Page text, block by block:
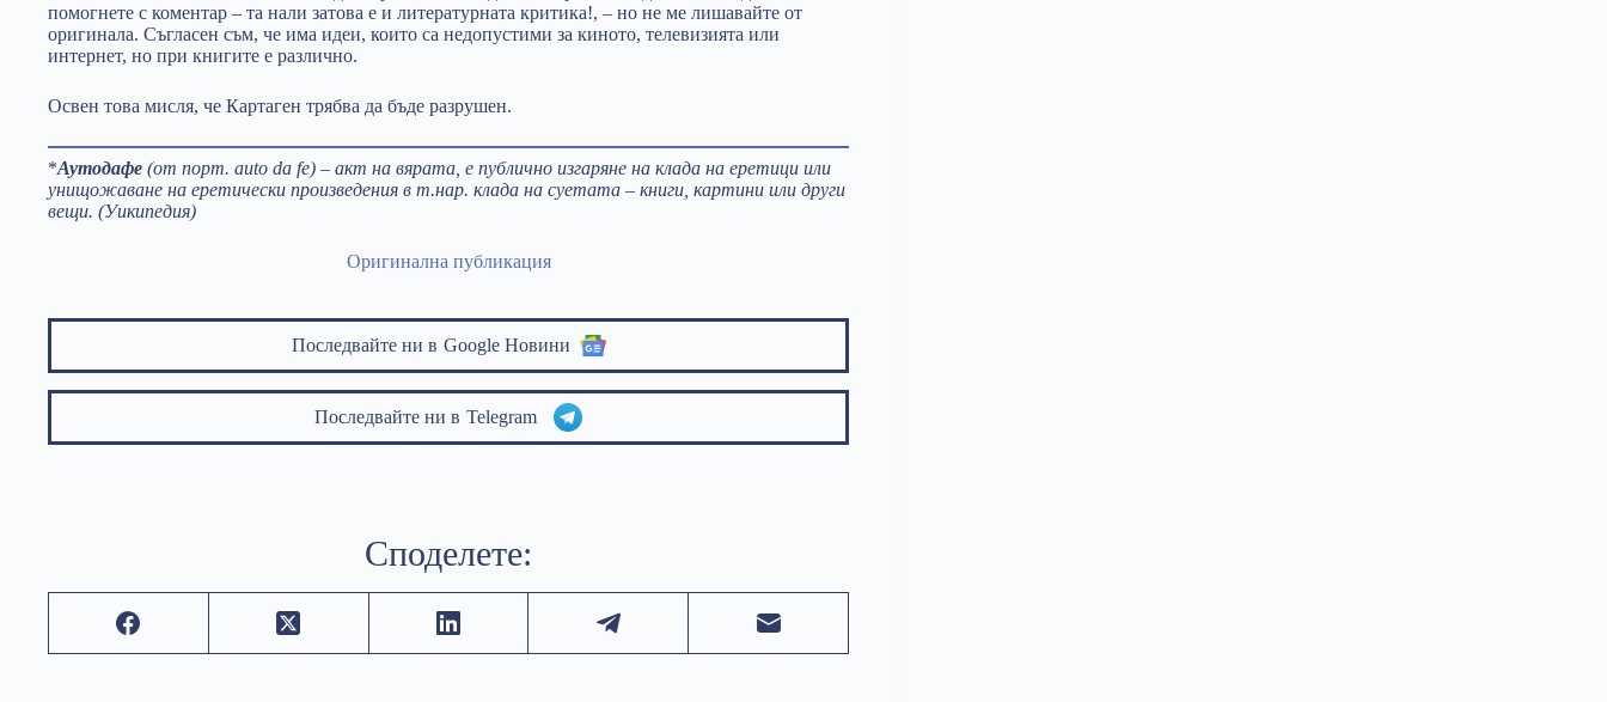
помогнете с коментар – та нали затова е и литературната критика!, – но не ме лишавайте от
оригинала. Съгласен съм, че има идеи, които са недопустими за киното, телевизията или
интернет, но при книгите е различно.
Освен това мисля, че Картаген трябва да бъде разрушен.
*Аутодафе (от порт. auto da fe) – акт на вярата, е публично изгаряне на клада на еретици или
унищожаване на еретически произведения в т.нар. клада на суетата – книги, картини или други
вещи. (Уикипедия)
Оригинална публикация
Последвайте ни в Google Новини
Последвайте ни в Telegram
Споделете: